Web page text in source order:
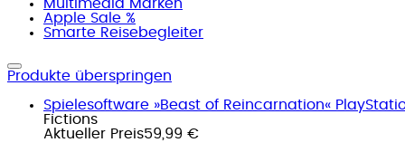
Multimedia Marken
Apple Sale %
Smarte Reisebegleiter
Produkte überspringen
Spielesoftware »Beast of Reincarnation«
Fictions
Aktueller Preis59,99 €